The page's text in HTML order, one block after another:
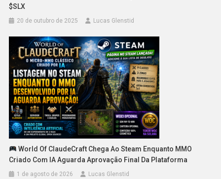
$SLX
20 de outubro de 2025 Lucas Glenstid
World Of ClaudeCraft Chega Ao Steam Enquanto MMO
Criado Com IA Aguarda Aprovação Final Da Plataforma
1 de agosto de 2026 Lucas Glenstid